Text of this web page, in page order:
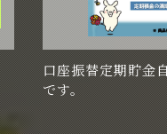
口座振替定期貯金
です。